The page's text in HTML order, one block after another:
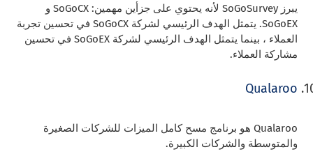
يبرز SoGoSurvey لأنه يحتوي على جزأين مهمين: SoGoCX و
SoGoEX. يتمثل الهدف الرئيسي لشركة SoGoCX في تحسين تجربة
العملاء ، بينما يتمثل الهدف الرئيسي لشركة SoGoEX في تحسين
مشاركة العملاء.
Qualaroo
Qualaroo هو برنامج مسح كامل الميزات للشركات الصغيرة
والمتوسطة والشركات الكبيرة.